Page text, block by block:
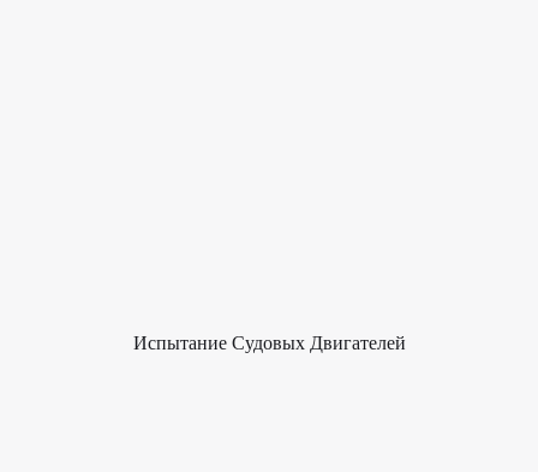
Испытание Судовых Двигателей